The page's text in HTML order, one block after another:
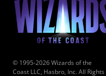
© 1995-2026 Wizards of the
Coast LLC, Hasbro, Inc. All Rights